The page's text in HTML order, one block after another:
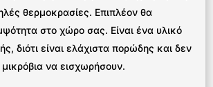
θερμοκρασίες. Επιπλέον θα
στο χώρο σας. Είναι ένα υλικό
διότι είναι ελάχιστα πορώδης και δεν
μικρόβια να εισχωρήσουν.